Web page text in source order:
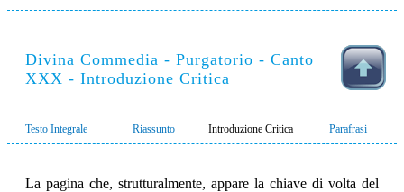
Divina Commedia - Purgatorio - Canto
XXX - Introduzione Critica
Testo Integrale Riassunto Introduzione Critica Parafrasi
La pagina che, strutturalmente, appare la chiave di volta del